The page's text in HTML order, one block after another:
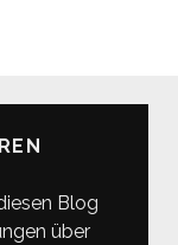
Blog
über